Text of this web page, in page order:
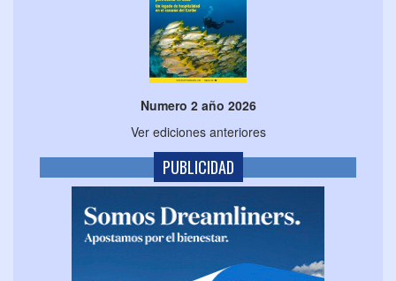
Numero 2 año 2026
Ver ediciones anteriores
PUBLICIDAD